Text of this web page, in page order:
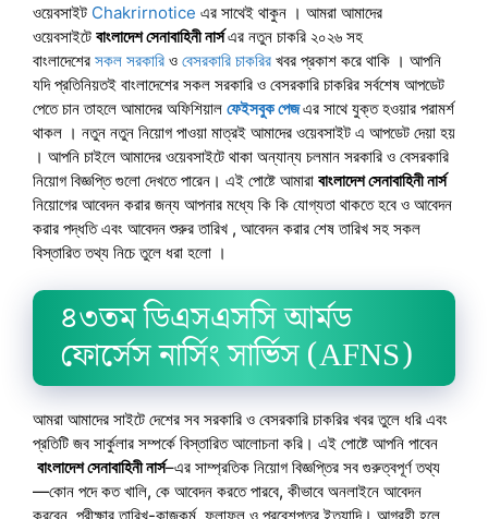
ওয়েবসাইট Chakrirnotice এর সাথেই থাকুন । আমরা আমাদের
ওয়েবসাইটে বাংলাদেশ সেনাবাহিনী নার্সএর নতুন চাকরি ২০২৬ সহ
বাংলাদেশের সকল সরকারি ও বেসরকারি চাকরির খবর প্রকাশ করে থাকি । আপনি
যদি প্রতিনিয়তই বাংলাদেশের সকল সরকারি ও বেসরকারি চাকরির সর্বশেষ আপডেট
পেতে চান তাহলে আমাদের অফিশিয়াল ফেইসবুক পেজএর সাথে যুক্ত হওয়ার পরামর্শ
থাকল । নতুন নতুন নিয়োগ পাওয়া মাত্রই আমাদের ওয়েবসাইট এ আপডেট দেয়া হয়
। আপনি চাইলে আমাদের ওয়েবসাইটে থাকা অন্যান্য চলমান সরকারি ও বেসরকারি
নিয়োগ বিজ্ঞপ্তি গুলো দেখতে পারেন। এই পোষ্টে আমারা বাংলাদেশ সেনাবাহিনী নার্স
নিয়োগের আবেদন করার জন্য আপনার মধ্যে কি কি যোগ্যতা থাকতে হবে ও আবেদন
করার পদ্ধতি এবং আবেদন শুরুর তারিখ , আবেদন করার শেষ তারিখ সহ সকল
বিস্তারিত তথ্য নিচে তুলে ধরা হলো ।
৪৩তম ডিএসএসসি আর্মড
ফোর্সেস নার্সিং সার্ভিস (AFNS)
আমরা আমাদের সাইটে দেশের সব সরকারি ও বেসরকারি চাকরির খবর তুলে ধরি এবং
প্রতিটি জব সার্কুলার সম্পর্কে বিস্তারিত আলোচনা করি। এই পোষ্টে আপনি পাবেন
বাংলাদেশ সেনাবাহিনী নার্স–এর সাম্প্রতিক নিয়োগ বিজ্ঞপ্তির সব গুরুত্বপূর্ণ তথ্য
—কোন পদে কত খালি, কে আবেদন করতে পারবে, কীভাবে অনলাইনে আবেদন
করবেন, পরীক্ষার তারিখ-কাজকর্ম, ফলাফল ও প্রবেশপত্র ইত্যাদি। আগ্রহী হলে